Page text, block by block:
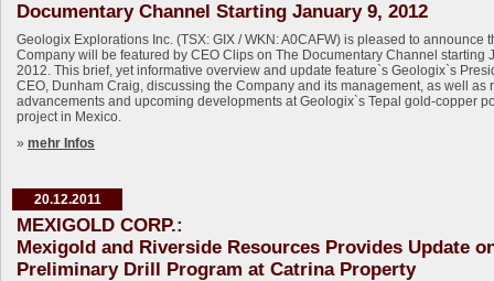
Documentary Channel Starting January 9, 2012
Geologix Explorations Inc. (TSX: GIX / WKN: A0CAFW) is pleased to announce
Company will be featured by CEO Clips on The Documentary Channel starting
2012. This brief, yet informative overview and update feature`s Geologix`s
CEO, Dunham Craig, discussing the Company and its management, as well as
advancements and upcoming developments at Geologix`s Tepal gold-copper
project in Mexico.
» mehr Infos
20.12.2011
MEXIGOLD CORP.:
Mexigold and Riverside Resources Provides Update
Preliminary Drill Program at Catrina Property